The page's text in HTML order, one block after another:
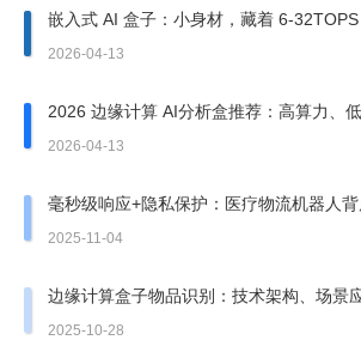
嵌入式 AI 盒子：小身材，藏着 6-32TOPS
2026-04-13
2026 边缘计算 AI分析盒推荐：高算力、
2026-04-13
毫秒级响应+隐私保护：医疗物流机器人背
大核心能力拆解
2025-11-04
边缘计算盒子物品识别：技术架构、场景
实践
2025-10-28